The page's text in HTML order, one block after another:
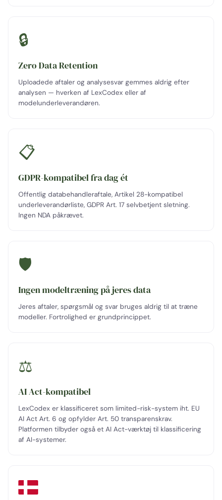
🔒
Zero Data Retention
Uploadede aftaler og analysesvar gemmes aldrig efter
analysen — hverken af LexCodex eller af
modelunderleverandøren.
📋
GDPR-kompatibel fra dag ét
Offentlig databehandleraftale, Artikel 28-kompatibel
underleverandørliste, GDPR Art. 17 selvbetjent sletning.
Ingen NDA påkrævet.
🛡️
Ingen modeltræning på jeres data
Jeres aftaler, spørgsmål og svar bruges aldrig til at træne
modeller. Fortrolighed er grundprincippet.
⚖️
AI Act-kompatibel
LexCodex er klassificeret som limited-risk-system iht. EU
AI Act Art. 6 og opfylder Art. 50 transparenskrav.
Platformen tilbyder også et AI Act-værktøj til klassificering
af AI-systemer.